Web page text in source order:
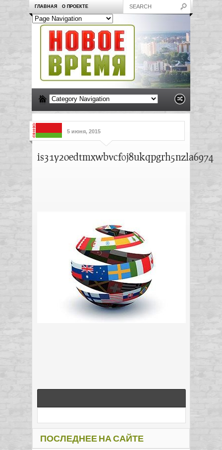
ГЛАВНАЯ О ПРОЕКТЕ
5 июня, 2015
is31y2oedtmxwbvcf0j8ukqpgrh5nzla6974
ПОСЛЕДНЕЕ НА САЙТЕ